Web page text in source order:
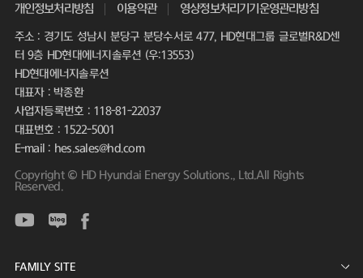
개인정보처리방침 이용약관 영상정보처리기기운영관리방침
주소 : 경기도 성남시 분당구 분당수서로 477, HD현대그룹 글로벌R&D센
터 9층 HD현대에너지솔루션 (우:13553)
HD현대에너지솔루션
대표자 : 박종환
사업자등록번호 : 118-81-22037
대표번호 : 1522-5001
E-mail : hes.sales@hd.com
Copyright © HD Hyundai Energy Solutions., Ltd.All Rights
Reserved.